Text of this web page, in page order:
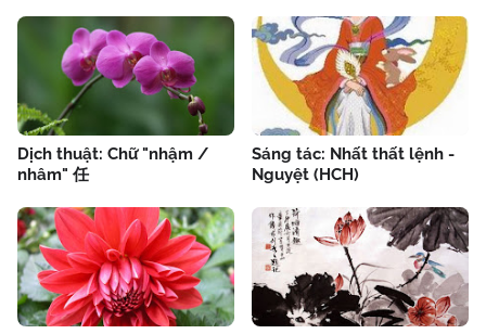
Dịch thuật: Chữ "nhậm /
nhâm" 任
Sáng tác: Nhất thất lệnh -
Nguyệt (HCH)